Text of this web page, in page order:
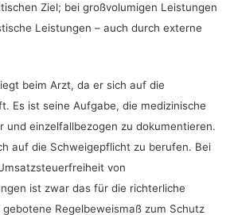
Ziel; bei großvolumigen Leistungen
Leistungen – auch durch externe
beim Arzt, da er sich auf die
Es ist seine Aufgabe, die medizinische
und einzelfallbezogen zu dokumentieren.
auf die Schweigepflicht zu berufen. Bei
von
ist zwar das für die richterliche
Regelbeweismaß zum Schutz